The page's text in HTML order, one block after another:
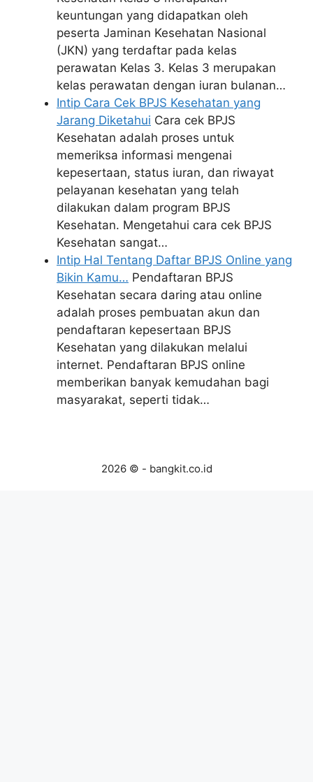
keuntungan yang didapatkan oleh
peserta Jaminan Kesehatan Nasional
(JKN) yang terdaftar pada kelas
perawatan Kelas 3. Kelas 3 merupakan
kelas perawatan dengan iuran bulanan…
Intip Cara Cek BPJS Kesehatan yang
Jarang Diketahui Cara cek BPJS
Kesehatan adalah proses untuk
memeriksa informasi mengenai
kepesertaan, status iuran, dan riwayat
pelayanan kesehatan yang telah
dilakukan dalam program BPJS
Kesehatan. Mengetahui cara cek BPJS
Kesehatan sangat…
Intip Hal Tentang Daftar BPJS Online yang
Bikin Kamu… Pendaftaran BPJS
Kesehatan secara daring atau online
adalah proses pembuatan akun dan
pendaftaran kepesertaan BPJS
Kesehatan yang dilakukan melalui
internet. Pendaftaran BPJS online
memberikan banyak kemudahan bagi
masyarakat, seperti tidak…
2026 © - bangkit.co.id